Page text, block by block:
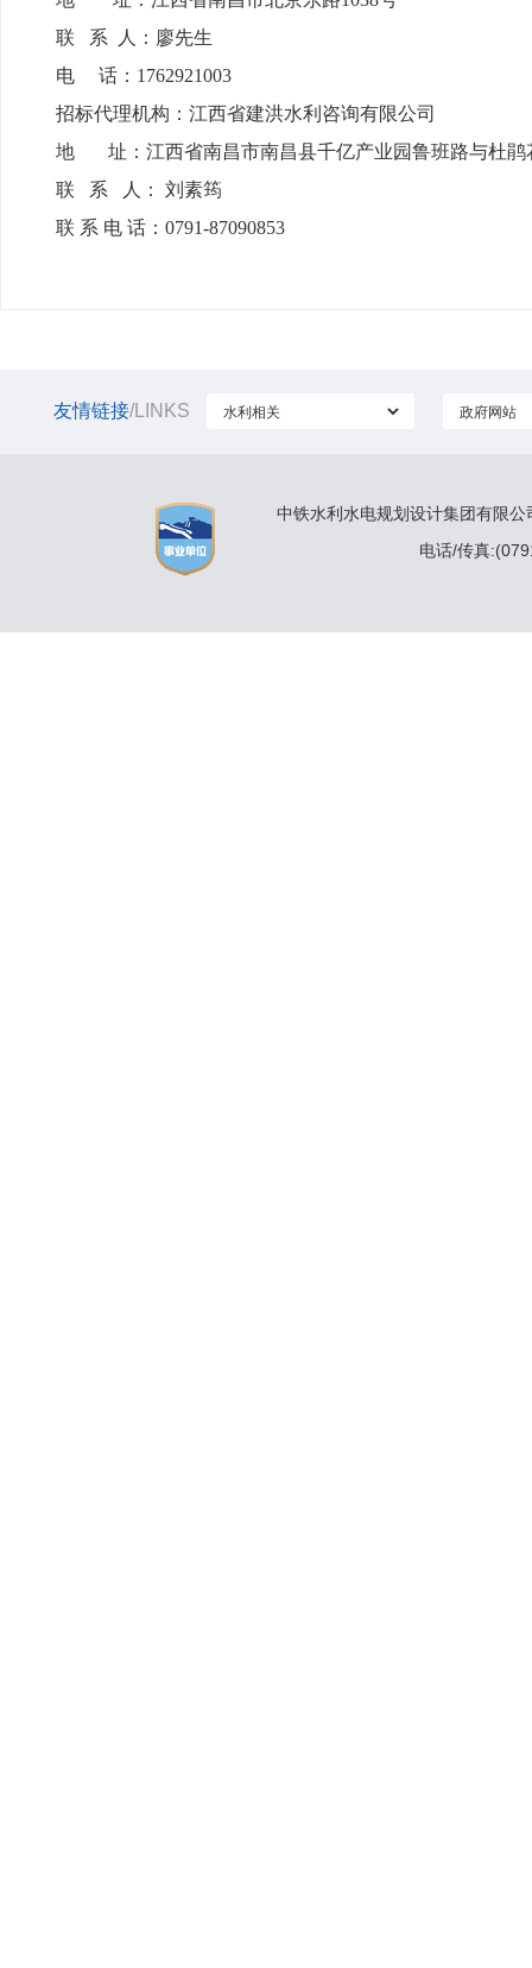
联 系 人： 廖先生
电话：1762921003
招标代理机构：江西省建洪水利咨询有限公司
地址：江西省南昌市南昌县千亿产业园鲁班路与杜鹃
联
系 人：
刘素筠
联 系 电 话： 0791-87090853
友情链接/LINKS
中铁水利水电规划设计集团有限
电话/传真